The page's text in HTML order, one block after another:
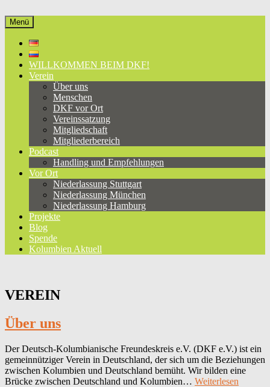
Inhalt
springen
Deutsch-Kolumbianischer Freundeskreis e.V.
eine Brücke zwischen Deutschland und Kolumbien, seit 1981
Menü
WILLKOMMEN BEIM DKF!
Verein
Über uns
Menschen
DKF vor Ort
Vereinssatzung
Mitgliedschaft
Mitgliederbereich
Podcast
Handling und Empfehlungen
Vor Ort
Niederlassung Stuttgart
Niederlassung München
Niederlassung Hamburg
Projekte
Blog
Spende
Kolumbien Aktuell
VEREIN
Über uns
Der Deutsch-Kolumbianische Freundeskreis e.V. (DKF e.V.) ist ein
gemeinnütziger Verein in Deutschland, der sich um die Beziehungen
zwischen Kolumbien und Deutschland bemüht. Wir bilden eine
Brücke zwischen Deutschland und Kolumbien… Weiterlesen